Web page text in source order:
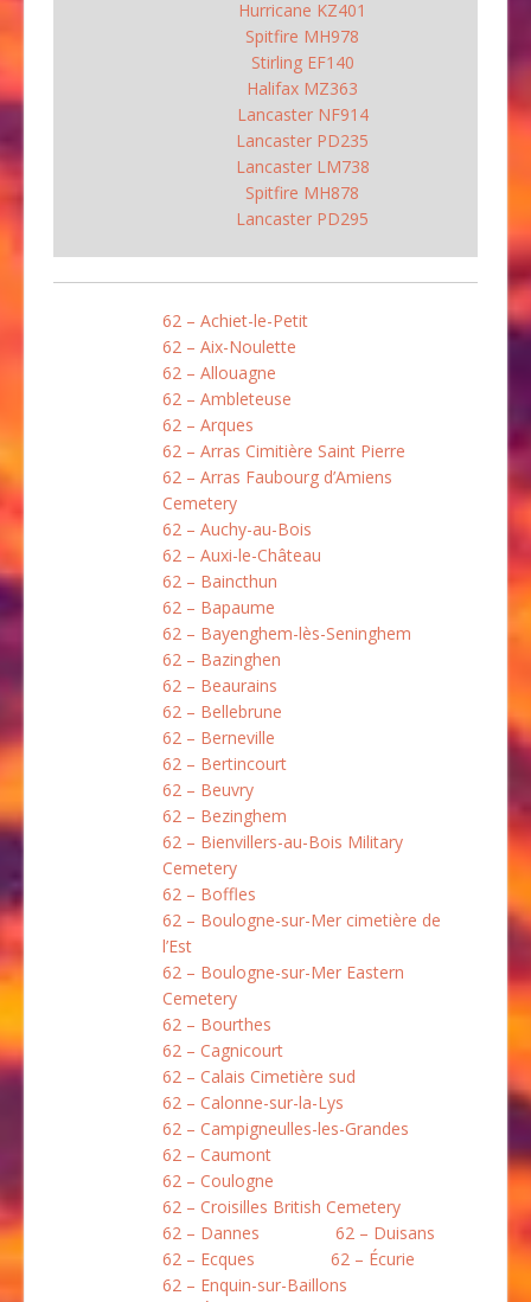
Hurricane KZ401
Spitfire MH978
Stirling EF140
Halifax MZ363
Lancaster NF914
Lancaster PD235
Lancaster LM738
Spitfire MH878
Lancaster PD295
62 – Achiet-le-Petit
62 – Aix-Noulette
62 – Allouagne
62 – Ambleteuse
62 – Arques
62 – Arras Cimitière Saint Pierre
62 – Arras Faubourg d’Amiens
Cemetery
62 – Auchy-au-Bois
62 – Auxi-le-Château
62 – Baincthun
62 – Bapaume
62 – Bayenghem-lès-Seninghem
62 – Bazinghen
62 – Beaurains
62 – Bellebrune
62 – Berneville
62 – Bertincourt
62 – Beuvry
62 – Bezinghem
62 – Bienvillers-au-Bois Military
Cemetery
62 – Boffles
62 – Boulogne-sur-Mer cimetière de
l’Est
62 – Boulogne-sur-Mer Eastern
Cemetery
62 – Bourthes
62 – Cagnicourt
62 – Calais Cimetière sud
62 – Calonne-sur-la-Lys
62 – Campigneulles-les-Grandes
62 – Caumont
62 – Coulogne
62 – Croisilles British Cemetery
62 – Dannes
62 – Duisans
62 – Ecques
62 – Écurie
62 – Enquin-sur-Baillons